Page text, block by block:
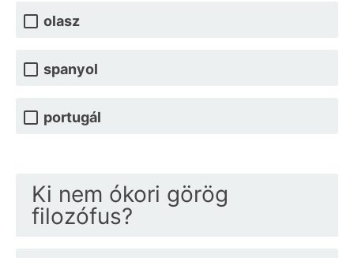
olasz
spanyol
portugál
Ki nem ókori görög
filozófus?